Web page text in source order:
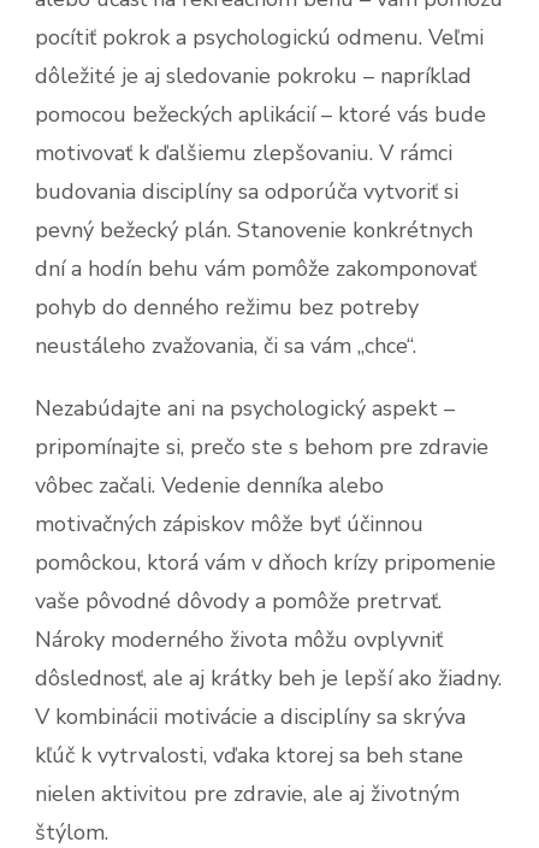
pocítiť pokrok a psychologickú odmenu. Veľmi
dôležité je aj sledovanie pokroku – napríklad
pomocou bežeckých aplikácií – ktoré vás bude
motivovať k ďalšiemu zlepšovaniu. V rámci
budovania disciplíny sa odporúča vytvoriť si
pevný bežecký plán. Stanovenie konkrétnych
dní a hodín behu vám pomôže zakomponovať
pohyb do denného režimu bez potreby
neustáleho zvažovania, či sa vám „chce“.
Nezabúdajte ani na psychologický aspekt –
pripomínajte si, prečo ste s behom pre zdravie
vôbec začali. Vedenie denníka alebo
motivačných zápiskov môže byť účinnou
pomôckou, ktorá vám v dňoch krízy pripomenie
vaše pôvodné dôvody a pomôže pretrvať.
Nároky moderného života môžu ovplyvniť
dôslednosť, ale aj krátky beh je lepší ako žiadny.
V kombinácii motivácie a disciplíny sa skrýva
kľúč k vytrvalosti, vďaka ktorej sa beh stane
nielen aktivitou pre zdravie, ale aj životným
štýlom.